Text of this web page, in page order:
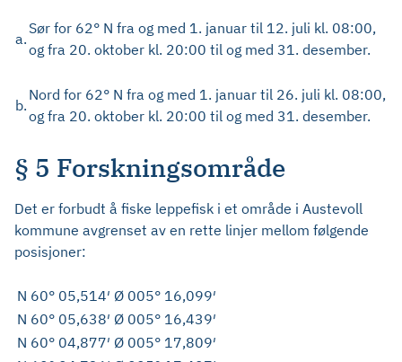
a.
Sør for 62° N fra og med 1. januar til 12. juli kl. 08:00,
og fra 20. oktober kl. 20:00 til og med 31. desember.
b.
Nord for 62° N fra og med 1. januar til 26. juli kl. 08:00,
og fra 20. oktober kl. 20:00 til og med 31. desember.
§ 5 Forskningsområde
Det er forbudt å fiske leppefisk i et område i Austevoll
kommune avgrenset av en rette linjer mellom følgende
posisjoner:
N 60° 05,514′ Ø 005° 16,099′
N 60° 05,638′ Ø 005° 16,439′
N 60° 04,877′ Ø 005° 17,809′